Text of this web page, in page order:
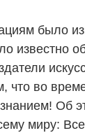
было
известно
что во
Об
миру: